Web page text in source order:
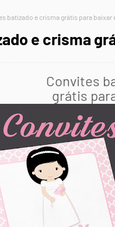
batizado e crisma grátis para baixar
e crisma
Convites
grátis